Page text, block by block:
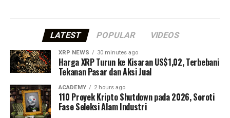
LATEST POPULAR VIDEOS
XRP NEWS 30 minutes ago
Harga XRP Turun ke Kisaran US$1,02, Terbebani
Tekanan Pasar dan Aksi Jual
ACADEMY 2 hours ago
110 Proyek Kripto Shutdown pada 2026, Soroti
Fase Seleksi Alam Industri